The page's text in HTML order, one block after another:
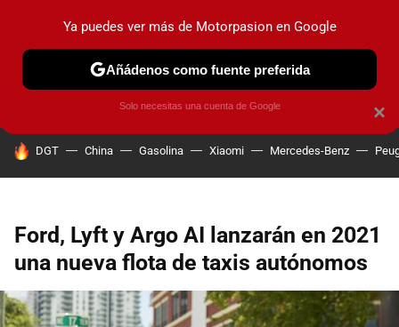
PRUEBAS COCHES ELÉCTRICOS OBSERVATORIO
HOY SE HABLA DE
DGT China Gasolina Xiaomi Mercedes-Benz
Ford, Lyft y Argo AI lanzarán en 2021
una nueva flota de taxis autónomos
×
Ya puedes ver más de Motorpasion en Google
Añádenos como fuente preferida
Solo necesitas una cuenta de Google